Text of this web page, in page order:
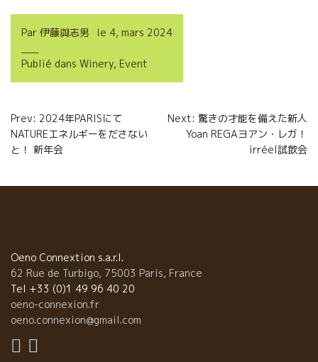
c
b
o
k
i
t
r
a
l
r
a
Par 伊藤與志男 le 4, mars 2024
Publié dans Winery, Event
Navigation
de
Prev: 2024年PARISにて
NATUREエネルギーをださない
と！ 新年会
Next: 驚きの才能を備えた新人
Yoan REGAヨアン・レガ！
irréel試飲会
Oeno Connextion s.a.r.l.
62 Rue de Turbigo, 75003 Paris, France
Tel +33 (0)1 49 96 40 20
oeno-connexion.fr
oeno.connexion@gmail.com